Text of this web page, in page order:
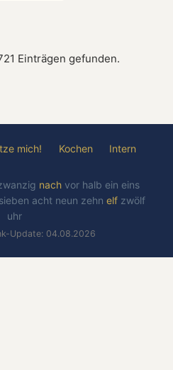
Einträgen gefunden.
mich! Kochen Intern
nach vor halb ein eins
sieben acht neun zehn elf zwölf
uhr
Update: 04.08.2026